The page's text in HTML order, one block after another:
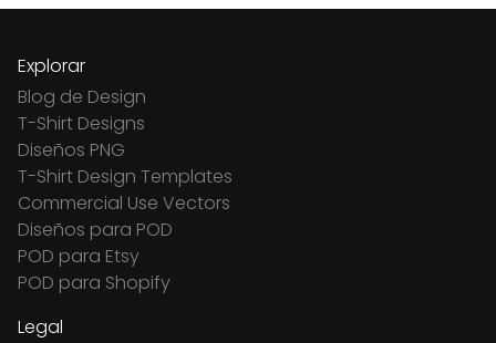
Explorar
Blog de Design
T-Shirt Designs
Diseños PNG
T-Shirt Design Templates
Commercial Use Vectors
Diseños para POD
POD para Etsy
POD para Shopify
Legal